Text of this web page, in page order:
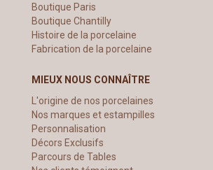
Boutique Paris
Boutique Chantilly
Histoire de la porcelaine
Fabrication de la porcelaine
MIEUX NOUS CONNAÎTRE
L'origine de nos porcelaines
Nos marques et estampilles
Personnalisation
Décors Exclusifs
Parcours de Tables